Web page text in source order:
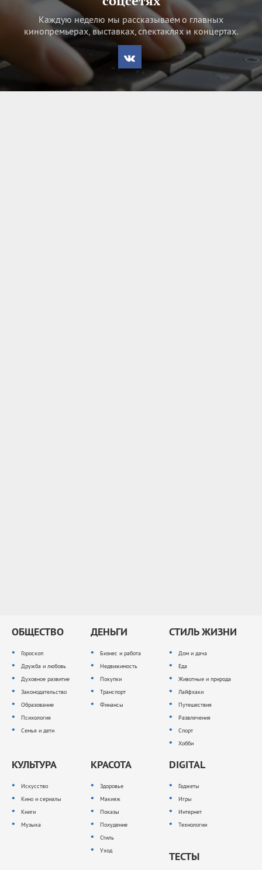
Каждую неделю мы рассказываем о главных
кинопремьерах, выставках, спектаклях и концертах.
ОБЩЕСТВО
Гороскоп
Дружба и любовь
Духовное развитие
Законодательство
Образование
Психология
Семья и дети
ДЕНЬГИ
Бизнес и работа
Недвижимость
Покупки
Транспорт
Финансы
СТИЛЬ ЖИЗНИ
Дом и дача
Еда
Животные и природа
Лайфхаки
Путешествия
Развлечения
Спорт
Хобби
КУЛЬТУРА
Искусство
Кино и сериалы
Книги
Музыка
КРАСОТА
Здоровье
Макияж
Показы
Похудение
Стиль
Уход
DIGITAL
Гаджеты
Игры
Интернет
Технологии
ТЕСТЫ